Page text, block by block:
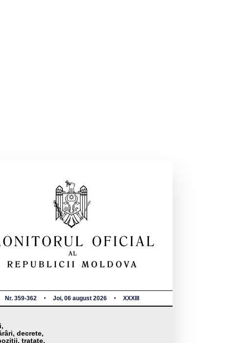
Nr. 359-362 Joi, 06 august 2026 XXXIII
decrete,
tratate,